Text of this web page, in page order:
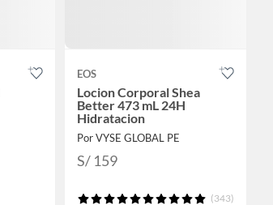
EOS
Locion Corporal Shea
Better 473 mL 24H
Hidratacion
Por VYSE GLOBAL PE
S/ 159
(343)